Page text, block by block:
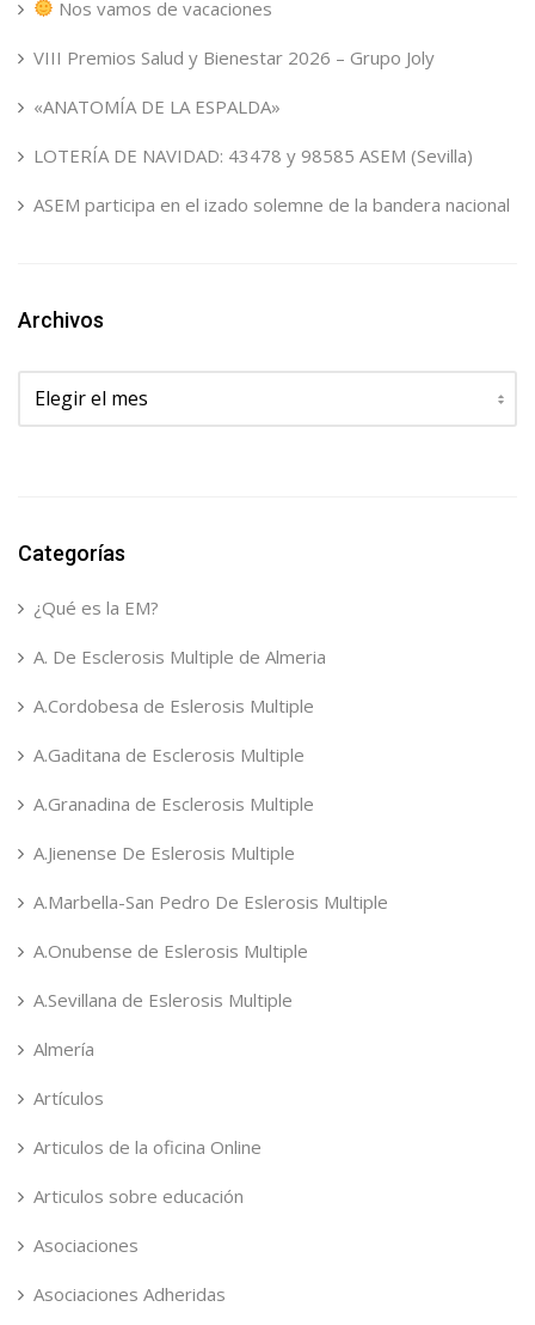
Nos vamos de vacaciones
VIII Premios Salud y Bienestar 2026 – Grupo Joly
«ANATOMÍA DE LA ESPALDA»
LOTERÍA DE NAVIDAD: 43478 y 98585 ASEM (Sevilla)
ASEM participa en el izado solemne de la bandera nacional
Archivos
Archivos
Categorías
¿Qué es la EM?
A. De Esclerosis Multiple de Almeria
A.Cordobesa de Eslerosis Multiple
A.Gaditana de Esclerosis Multiple
A.Granadina de Esclerosis Multiple
A.Jienense De Eslerosis Multiple
A.Marbella-San Pedro De Eslerosis Multiple
A.Onubense de Eslerosis Multiple
A.Sevillana de Eslerosis Multiple
Almería
Artículos
Articulos de la oficina Online
Articulos sobre educación
Asociaciones
Asociaciones Adheridas